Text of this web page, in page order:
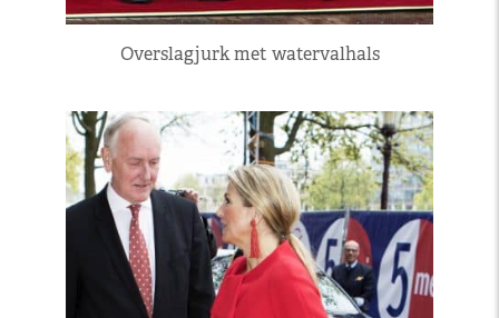
Overslagjurk met watervalhals